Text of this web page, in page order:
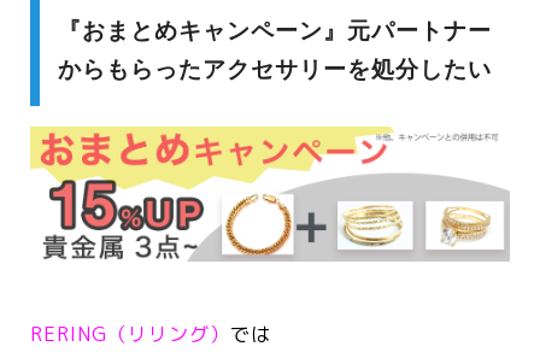
『おまとめキャンペーン』元パートナー
からもらったアクセサリーを処分したい
RERING（リリング） では